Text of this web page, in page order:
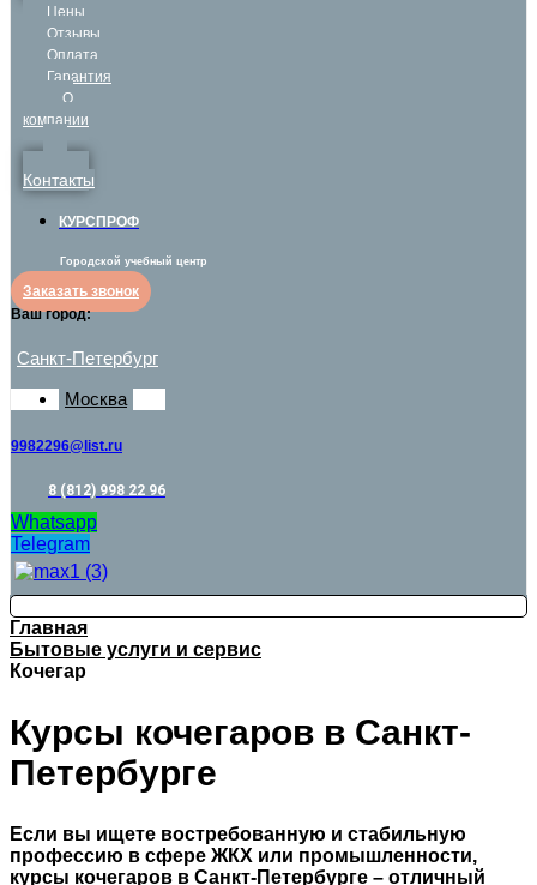
Цены
Отзывы
Оплата
Гарантия
О
компании
Контакты
КУРСПРОФ
Городской учебный центр
Заказать звонок
Ваш город:
Санкт-Петербург
Москва
9982296@list.ru
8 (812) 998 22 96
Whatsapp
Telegram
Главная
Бытовые услуги и сервис
Кочегар
Курсы кочегаров в Санкт-
Петербурге
Если вы ищете востребованную и стабильную
профессию в сфере ЖКХ или промышленности,
курсы кочегаров в Санкт-Петербурге – отличный